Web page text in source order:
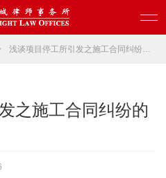
浅谈项目停工所引发之施工合同纠纷的处理
之施工合同纠纷的